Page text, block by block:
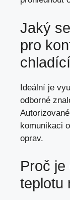
Jaký
pro
Ideální je
odborné
komunikaci
oprav.
Proč je
teplotu